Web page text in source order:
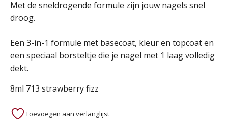
7,95 €.
2,50 €.
Met de sneldrogende formule zijn jouw nagels snel
droog.
Een 3-in-1 formule met basecoat, kleur en topcoat en
een speciaal borsteltje die je nagel met 1 laag volledig
dekt.
8ml 713 strawberry fizz
Toevoegen aan verlanglijst